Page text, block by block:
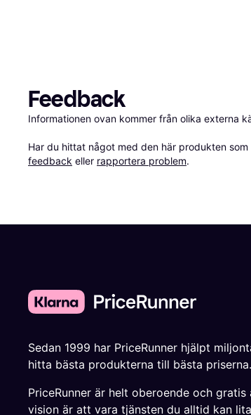
Feedback
Informationen ovan kommer från olika externa
Har du hittat något med den här produkten
feedback eller rapportera problem.
Sedan 1999 har PriceRunner hjälpt
hitta bästa produkterna till bästa priserna.
PriceRunner är helt oberoende och gratis
vision är att vara tjänsten du alltid kan